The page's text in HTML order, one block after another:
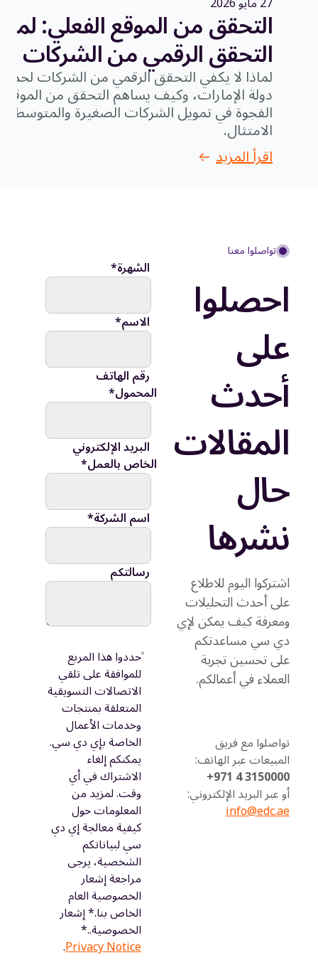
التحقق من الموقع الفعلي:
التحقق الرقمي من الشركات
لماذا لا يكفي التحقق الرقمي من الشركات
دولة الإمارات، وكيف يساهم التحقق من
الفجوة في تمويل الشركات الصغيرة والمتوسطة
الامتثال.
اقرأ المزيد
تواصلوا معنا
احصلوا
على
أحدث
المقالات
حال
نشرها
اشتركوا اليوم للاطلاع
على أحدث التحليلات
ومعرفة كيف يمكن لإي
دي سي مساعدتكم
على تحسين تجربة
العملاء في أعمالكم.
تواصلوا مع فريق
المبيعات عبر الهاتف:
3150000 4 971+
أو عبر البريد الإلكتروني:
info@edc.ae
الشهرة*
الاسم*
رقم الهاتف
المحمول*
البريد الإلكتروني
الخاص بالعمل*
اسم الشركة*
رسالتكم
حددوا هذا المربع
للموافقة على تلقي
الاتصالات التسويقية
المتعلقة بمنتجات
وخدمات الأعمال
الخاصة بإي دي سي.
يمكنكم إلغاء
الاشتراك في أي
وقت. لمزيد من
المعلومات حول
كيفية معالجة إي دي
سي لبياناتكم
الشخصية، يرجى
مراجعة إشعار
الخصوصية العام
الخاص بنا.* إشعار
الخصوصية..*
Privacy Notice
.